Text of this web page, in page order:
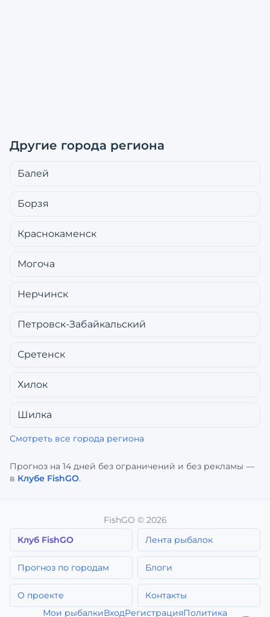
Другие города региона
Балей
Борзя
Краснокаменск
Могоча
Нерчинск
Петровск-Забайкальский
Сретенск
Хилок
Шилка
Смотреть все города региона
Прогноз на 14 дней без ограничений и без рекламы —
в Клубе FishGO.
FishGO © 2026
Клуб FishGO
Лента рыбалок
Прогноз по городам Блоги
О проекте
Контакты
Мои рыбалкиВходРегистрацияПолитика